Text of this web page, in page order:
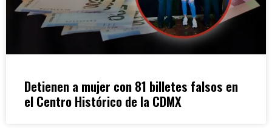
Detienen a mujer con 81 billetes falsos en
el Centro Histórico de la CDMX